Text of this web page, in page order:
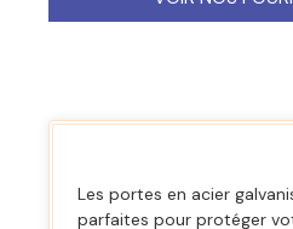
Les portes en acier
parfaites pour protéger